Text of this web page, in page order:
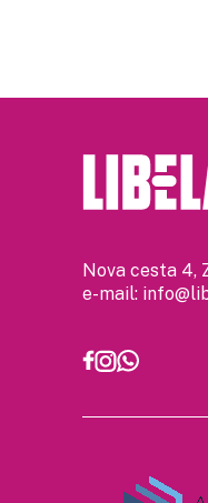
Nova cesta 4,
e-mail: